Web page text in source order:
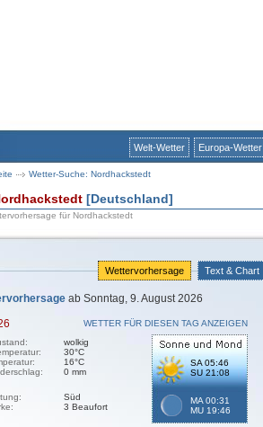
Welt-Wetter Europa-Wetter
Wetter-Suche: Nordhackstedt
[Deutschland]
für Nordhackstedt
Wettervorhersage Text & Chart
ab Sonntag, 9. August 2026
WETTER FÜR DIESEN TAG ANZEIGEN
wolkig
30°C
16°C
0 mm
SA 05:46
SU 21:08
MA 00:31
MU 19:46
Süd
3 Beaufort